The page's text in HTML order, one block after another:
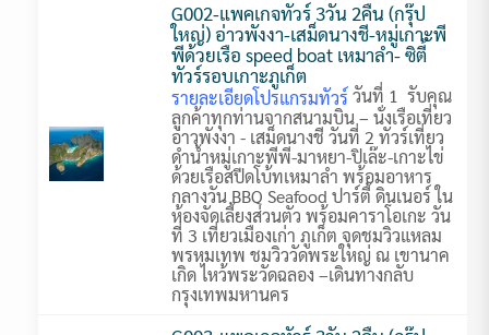
G002-แพคเกจทัวร์ 3วัน 2คืน (กรุ๊ป
ใหญ่) อ่าวพังงา-เสม็ดนางชี-หมู่เกาะพี
พีด้วยเรือ speed boat เหมาลำ- ซิตี้
ทัวร์รอบเกาะภูเก็ต
รายละเอียดโปรแกรมทัวร์ วันที่ 1 รับคุณ
ลูกค้าทุกท่านจากสนามบิน – นั่งเรือเที่ยว
อ่าวพังงา - เสม็ดนางชี วันที่ 2 ทัวร์เที่ยว
ดำน้ำหมู่เกาะพีพี-มาหยา-ปิเล๊ะ-เกาะไข่
ด้วยเรือสปีดโบ้ทเหมาลำ พร้อมอาหาร
กลางวัน BBQ Seafood ปาร์ตี้ ดินเนอร์ ใน
ห้องจัดเลี้ยงส่วนตัว พร้อมคาราโอเกะ วัน
ที่ 3 เที่ยวเมืองเก่า ภูเก็ต จุดชมวิวแหลม
พรหมเทพ ชมวิววัดพระใหญ่ ณ เขานาค
เกิด ไหว้พระวัดฉลอง –เดินทางกลับ
กรุงเทพมหานคร